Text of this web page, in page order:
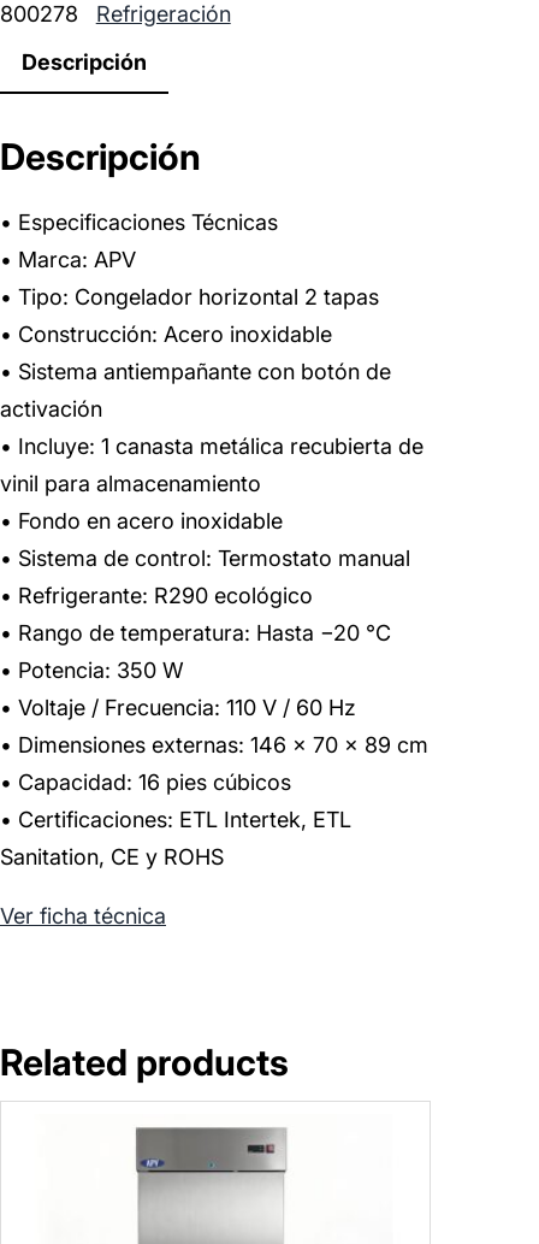
800278
Refrigeración
Descripción
Descripción
• Especificaciones Técnicas
• Marca: APV
• Tipo: Congelador horizontal 2 tapas
• Construcción: Acero inoxidable
• Sistema antiempañante con botón de
activación
• Incluye: 1 canasta metálica recubierta de
vinil para almacenamiento
• Fondo en acero inoxidable
• Sistema de control: Termostato manual
• Refrigerante: R290 ecológico
• Rango de temperatura: Hasta −20 °C
• Potencia: 350 W
• Voltaje / Frecuencia: 110 V / 60 Hz
• Dimensiones externas: 146 × 70 × 89 cm
• Capacidad: 16 pies cúbicos
• Certificaciones: ETL Intertek, ETL
Sanitation, CE y ROHS
Ver ficha técnica
Related products